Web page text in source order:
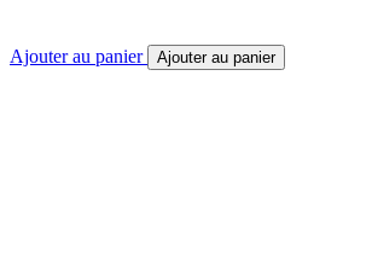
Ajouter au panier Ajouter au panier